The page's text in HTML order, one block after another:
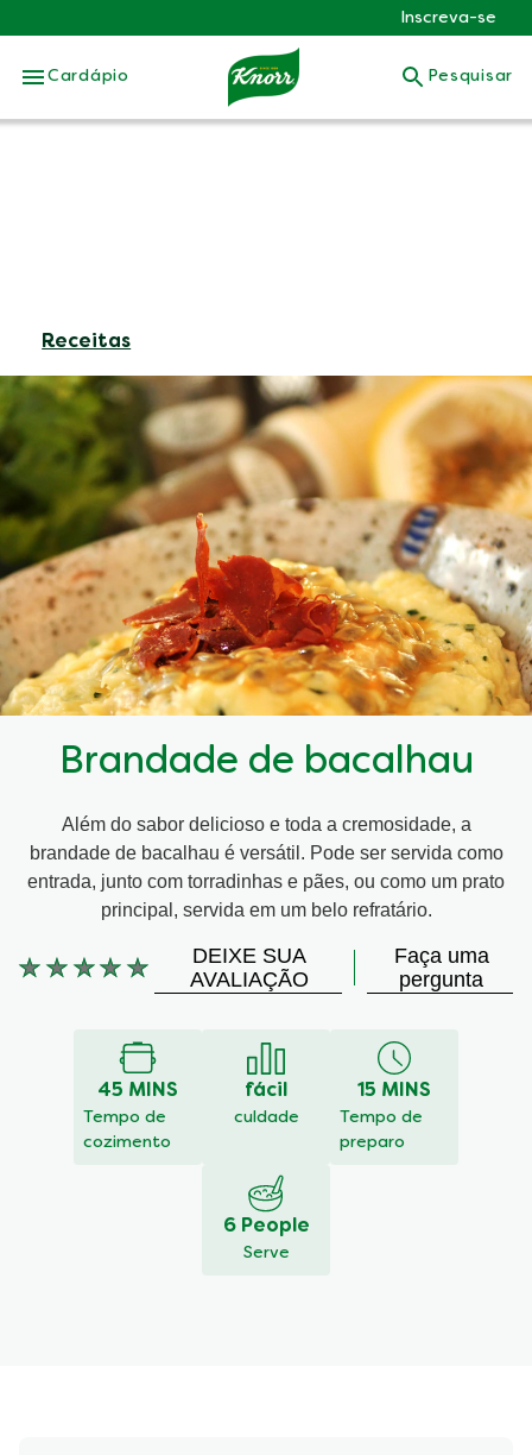
Skip to:
Inscreva-se
Cardápio Pesquisar
Receitas
Brandade de bacalhau
Além do sabor delicioso e toda a cremosidade, a
brandade de bacalhau é versátil. Pode ser servida como
entrada, junto com torradinhas e pães, ou como um prato
principal, servida em um belo refratário.
Nenhuma
DEIXE SUA
AVALIAÇÃO
Faça uma
pergunta
45 MINS
Tempo de
cozimento
fácil
culdade
15 MINS
Tempo de
preparo
6 People
Serve